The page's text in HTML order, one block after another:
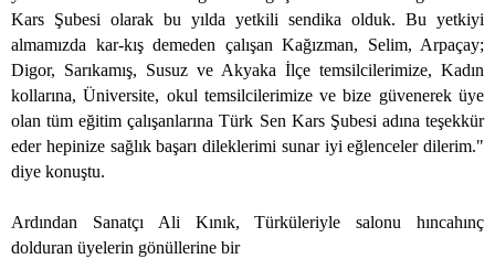
Kars Şubesi olarak bu yılda yetkili sendika olduk. Bu yetkiyi
almamızda kar-kış demeden çalışan Kağızman, Selim, Arpaçay;
Digor, Sarıkamış, Susuz ve Akyaka İlçe temsilcilerimize, Kadın
kollarına, Üniversite, okul temsilcilerimize ve bize güvenerek üye
olan tüm eğitim çalışanlarına Türk Sen Kars Şubesi adına teşekkür
eder hepinize sağlık başarı dileklerimi sunar iyi eğlenceler dilerim."
diye konuştu.
Ardından Sanatçı Ali Kınık, Türküleriyle salonu hıncahınç
dolduran üyelerin gönüllerine bir